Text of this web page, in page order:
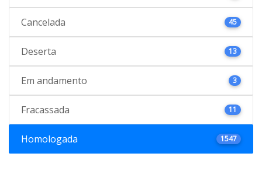
Cancelada 45
Deserta 13
Em andamento 3
Fracassada 11
Homologada 1547